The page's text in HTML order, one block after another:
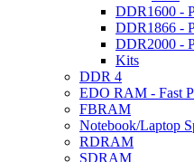
DDR1600 -
DDR1866 -
DDR2000 -
Kits
DDR 4
EDO RAM - Fast
FBRAM
Notebook/Laptop
RDRAM
SDRAM